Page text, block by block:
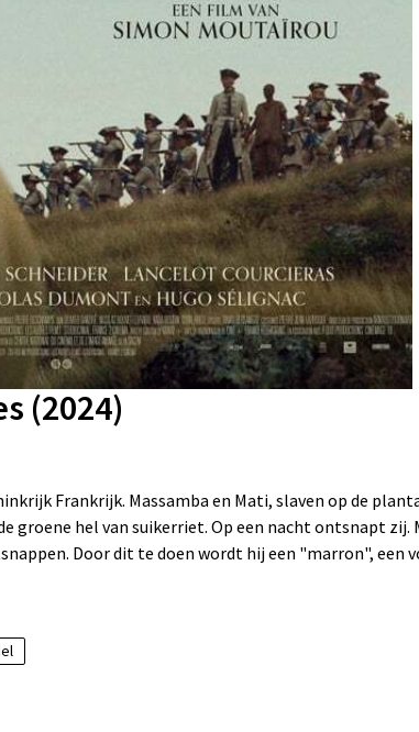
(2024)
Frankrijk. Massamba en Mati, slaven op de
hel van suikerriet. Op een nacht ontsnapt
Door dit te doen wordt hij een "marron",